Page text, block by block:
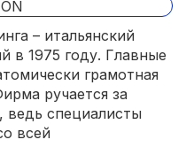
– итальянский
в 1975 году. Главные
грамотная
ручается за
ведь специалисты
всей